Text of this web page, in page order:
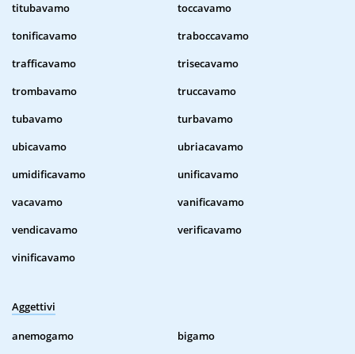
titubavamo
toccavamo
tonificavamo
traboccavamo
trafficavamo
trisecavamo
trombavamo
truccavamo
tubavamo
turbavamo
ubicavamo
ubriacavamo
umidificavamo
unificavamo
vacavamo
vanificavamo
vendicavamo
verificavamo
vinificavamo
Aggettivi
anemogamo
bigamo